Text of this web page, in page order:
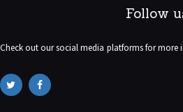
Follow
Check out our social media platforms for more